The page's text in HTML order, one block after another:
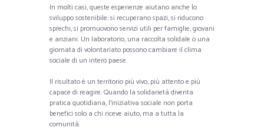
In molti casi, queste esperienze aiutano anche lo
sviluppo sostenibile: si recuperano spazi, si riducono
sprechi, si promuovono servizi utili per famiglie, giovani
e anziani. Un laboratorio, una raccolta solidale o una
giornata di volontariato possono cambiare il clima
sociale di un intero paese.
Il risultato è un territorio più vivo, più attento e più
capace di reagire. Quando la solidarietà diventa
pratica quotidiana, l’iniziativa sociale non porta
benefici solo a chi riceve aiuto, ma a tutta la
comunità.